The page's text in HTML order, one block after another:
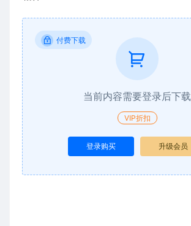
付费下载
当前内容需要登录后下载
VIP折扣
登录购买 升级会员